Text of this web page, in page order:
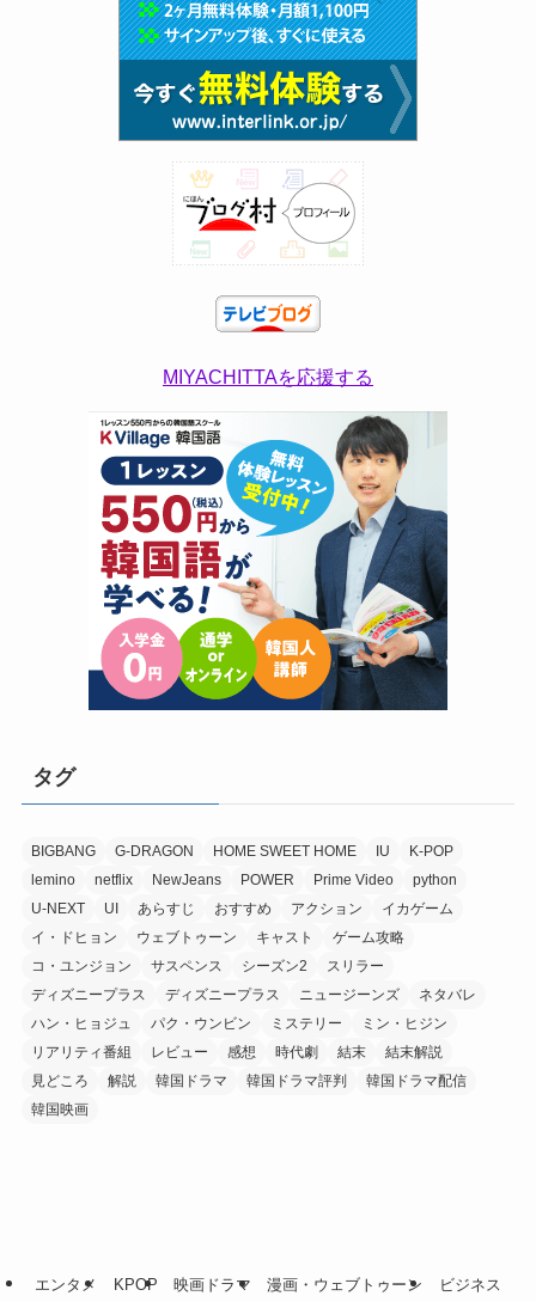
MIYACHITTAを応援する
タグ
BIGBANG G-DRAGON HOME SWEET HOME IU
K-POP
lemino
netflix NewJeans POWER Prime Video
python
U-NEXT
UI あらすじ おすすめ アクション
イカゲーム
イ・ドヒョン
ウェブトゥーン キャスト
ゲーム攻略
コ・ユンジョン
サスペンス シーズン2
スリラー
ディズニープラス
ディズニープラス ニュージーンズ
ネタバレ
ハン・ヒョジュ
パク・ウンビン ミステリー
ミン・ヒジン
リアリティ番組
レビュー 感想 時代劇 結末
結末解説
見どころ
解説 韓国ドラマ 韓国ドラマ評判
韓国ドラマ配信
韓国映画
エンタメ KPOP 映画ドラマ 漫画・ウェブトゥーン ビジネス